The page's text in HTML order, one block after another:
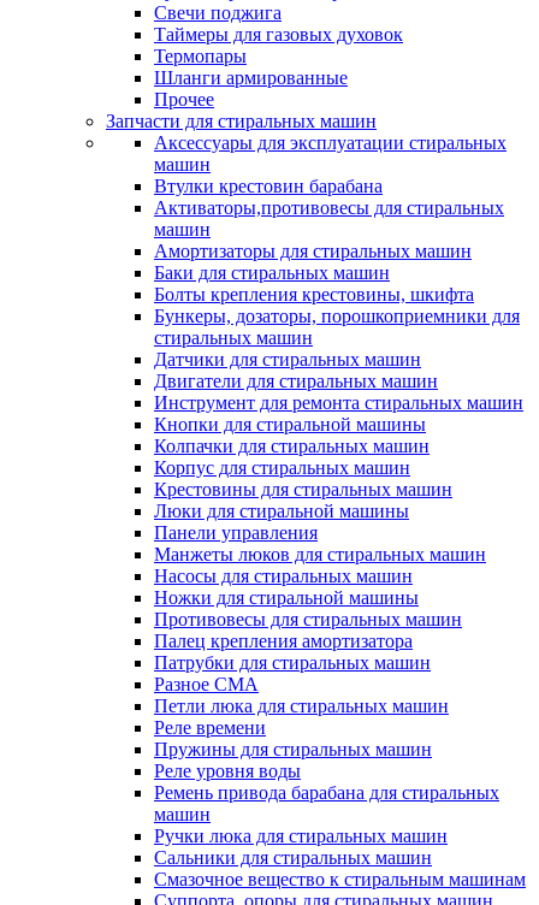
Свечи поджига
Таймеры для газовых духовок
Термопары
Шланги армированные
Прочее
Запчасти для стиральных машин
Аксессуары для эксплуатации стиральных
машин
Втулки крестовин барабана
Активаторы,противовесы для стиральных
машин
Амортизаторы для стиральных машин
Баки для стиральных машин
Болты крепления крестовины, шкифта
Бункеры, дозаторы, порошкоприемники для
стиральных машин
Датчики для стиральных машин
Двигатели для стиральных машин
Инструмент для ремонта стиральных машин
Кнопки для стиральной машины
Колпачки для стиральных машин
Корпус для стиральных машин
Крестовины для стиральных машин
Люки для стиральной машины
Панели управления
Манжеты люков для стиральных машин
Насосы для стиральных машин
Ножки для стиральной машины
Противовесы для стиральных машин
Палец крепления амортизатора
Патрубки для стиральных машин
Разное СМА
Петли люка для стиральных машин
Реле времени
Пружины для стиральных машин
Реле уровня воды
Ремень привода барабана для стиральных
машин
Ручки люка для стиральных машин
Сальники для стиральных машин
Смазочное вещество к стиральным машинам
Суппорта, опоры для стиральных машин